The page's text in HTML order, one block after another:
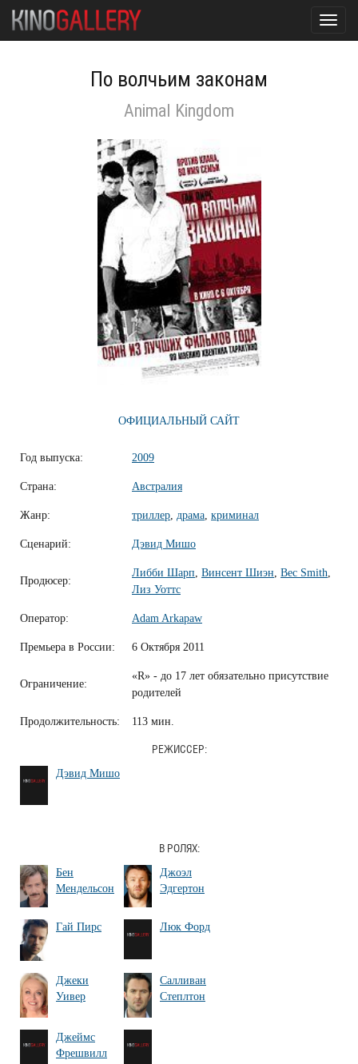
По волчьим законам
Animal Kingdom
ОФИЦИАЛЬНЫЙ САЙТ
Год выпуска: 2009
Страна: Австралия
Жанр: триллер драма криминал
Сценарий: Дэвид Мишо
Продюсер:
Либби Шарп Винсент Шиэн Bec Smith
Лиз Уоттс
Оператор: Adam Arkapaw
Премьера в России: 6 Октября 2011
Ограничение:
«R» - до 17 лет обязательно присутствие
родителей
Продолжительность: 113 мин.
РЕЖИССЕР:
Дэвид Мишо
В РОЛЯХ:
Бен
Мендельсон
Джоэл
Эдгертон
Гай Пирс Люк Форд
Джеки
Уивер
Салливан
Степлтон
Джеймс
Фрешвилл